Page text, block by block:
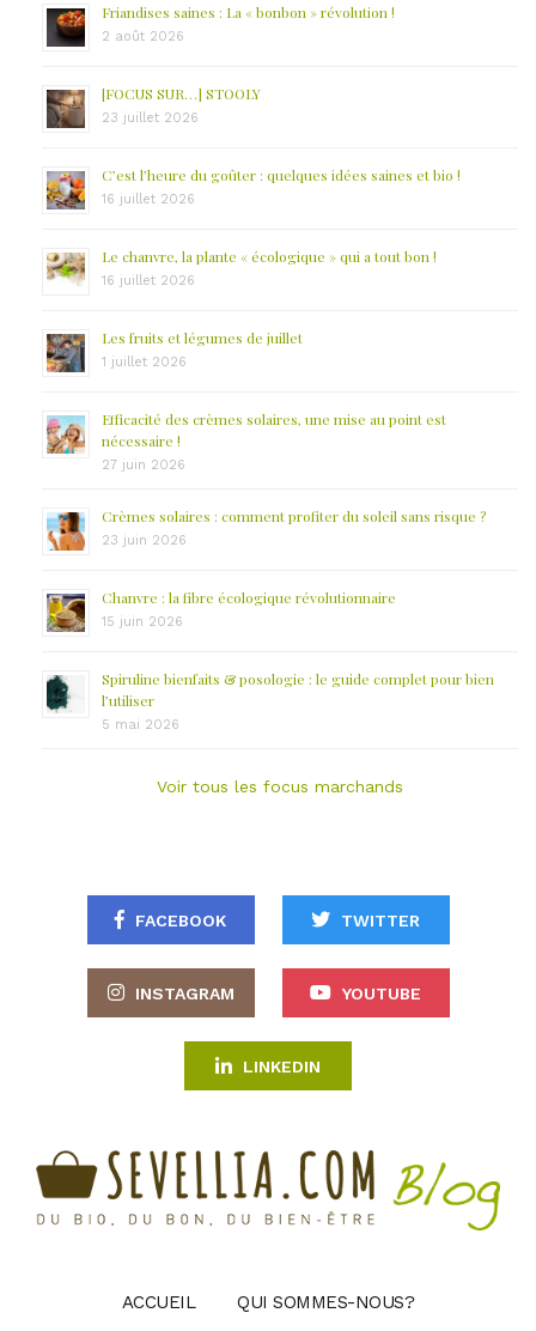
Friandises saines : La « bonbon » révolution !
2 août 2026
[FOCUS SUR…] STOOLY
23 juillet 2026
C’est l’heure du goûter : quelques idées saines et bio !
16 juillet 2026
Le chanvre, la plante « écologique » qui a tout bon !
16 juillet 2026
Les fruits et légumes de juillet
1 juillet 2026
Efficacité des crèmes solaires, une mise au point est
nécessaire !
27 juin 2026
Crèmes solaires : comment profiter du soleil sans risque ?
23 juin 2026
Chanvre : la fibre écologique révolutionnaire
15 juin 2026
Spiruline bienfaits & posologie : le guide complet pour bien
l’utiliser
5 mai 2026
Voir tous les focus marchands
FACEBOOK TWITTER
INSTAGRAM YOUTUBE
LINKEDIN
ACCUEIL QUI SOMMES-NOUS?